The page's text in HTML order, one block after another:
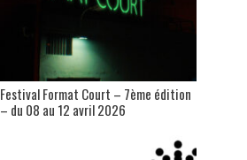
Festival Format Court – 7ème édition
– du 08 au 12 avril 2026